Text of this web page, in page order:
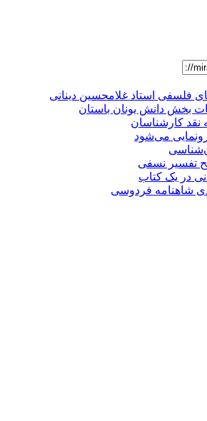
فلسفی استاد غلامحسین دینانی
بخش دانش یونان باستان
نقد کارشناسان
می‌شود
تفسیر نسفی
در یک کتاب